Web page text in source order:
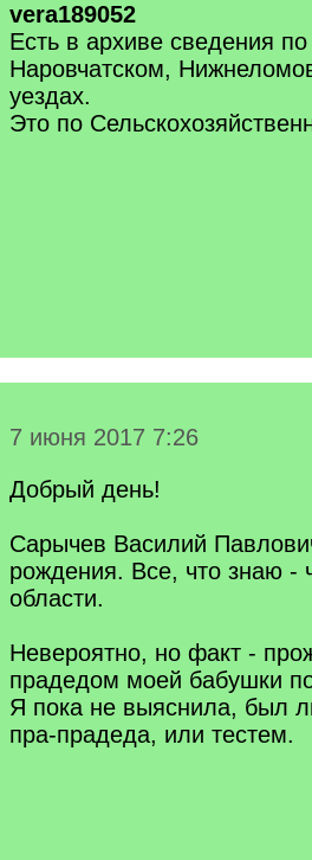
vera189052
Есть в архиве сведения
Наровчатском,
уездах.
Это по
7 июня 2017 7:26
Добрый день!
Сарычев Василий
рождения. Все, что знаю -
области.
Невероятно, но факт -
прадедом моей бабушки
Я пока не выяснила, был
пра-прадеда, или тестем.